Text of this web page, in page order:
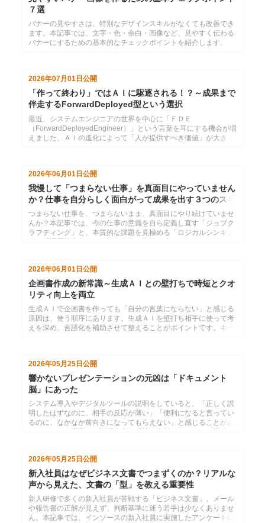
７選
バナーの見やすさは、特別なデザインスキルがなくても改善でき
ます。本記事では、文字・色・余白・画像など、見やすく伝わる
バナーにするための基本的なチェックポイントを紹介します。
2026年07月01日 公開
「作って終わり」ではＡＩに駆逐される！？～成果まで
伴走するForwardDeployed型という選択
最近、システムエンジニアの世界を中心に「ＦＤＥ
（ForwardDeployedEngineer）」という言葉を耳にする機会が増
えました。ＡＩの進化によって「人が提供すべき価値」が大きく
社の仕事にどう取り入れればよいのかを、具体的に整理してお伝
えします。
2026年06月01日 公開
我慢して「つまらない仕事」を真面目にやっていません
か？仕事を自分らしく面白がって成果を出す３つのスキ
ル
つまらない仕事を、つまらないまま、真面目にやり続けていませ
んか？本記事では、今の仕事の意義を自ら定義し直す「ジョブク
ラフティング」と、本質的な課題を見極める「ロジカルシンキン
2026年06月01日公開
企画書作成の新常識～生成ＡＩとの壁打ちで時短とクオ
リティ向上を両立
生成ＡＩで企画書を作っても「自分の言葉にならない」と感じる
原因は、使う順序にあります。生成ＡＩを壁打ち相手に使って考
えを深め、言語化を補助させて整えることがポイントです。キー
2026年05月25日 公開
響かないプレゼンテーションの元凶は「ドキュメント
脳」にあった
システム導入やデジタルツールの説明をしていると、「正しく説
明したはずなのに、相手の反応が薄い」「便利になると言ってい
るのに、なかなか前向きになってもらえない」と感じることがあ
聞き手に価値が伝わる伝え方についてお話しします。
2026年05月25日公開
新入社員はなぜビジネス文書でつまずくのか？リアルな
声から見えた、文書の「型」を教える重要性
新人研修で多くの新入社員が苦戦する「ビジネス文書」。メール
や報告書の正解が見えず、判断基準に迷う若手は少なくありませ
ん。本記事では、インソースの新入社員に実施したアンケート結